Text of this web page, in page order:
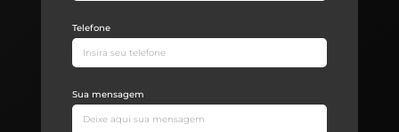
Telefone
Sua mensagem